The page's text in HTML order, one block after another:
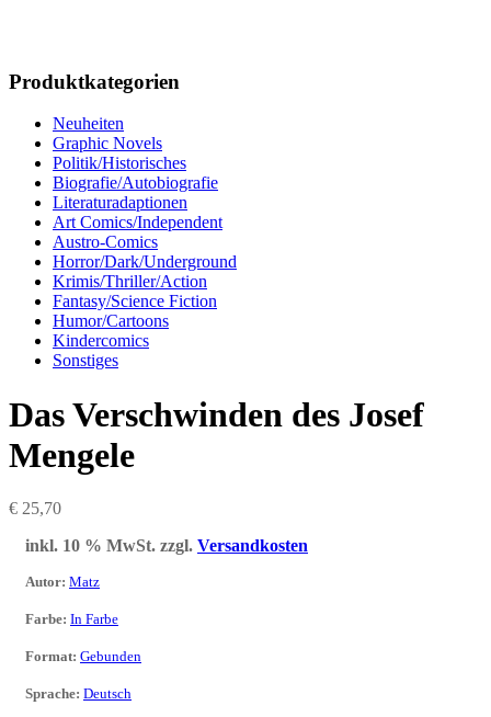
Produktkategorien
Neuheiten
Graphic Novels
Politik/Historisches
Biografie/Autobiografie
Literaturadaptionen
Art Comics/Independent
Austro-Comics
Horror/Dark/Underground
Krimis/Thriller/Action
Fantasy/Science Fiction
Humor/Cartoons
Kindercomics
Sonstiges
Das Verschwinden des Josef
Mengele
€ 25,70
inkl. 10 % MwSt. zzgl. Versandkosten
Autor: Matz
Farbe: In Farbe
Format: Gebunden
Sprache: Deutsch